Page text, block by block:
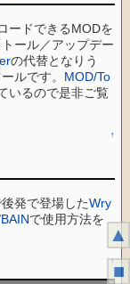
ードできるMODを
ール／アップデー
の代替となりう
ルです。 MOD/To
いるので是非ご覧
↑
発で登場したWry
で使用方法を
↑
▲
■